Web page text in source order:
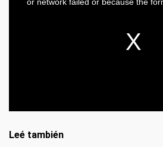
Leé también